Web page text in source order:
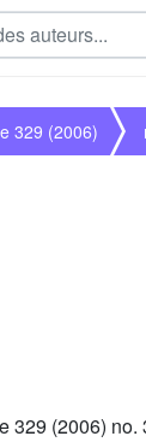
329 (2006)
329 (2006) no.